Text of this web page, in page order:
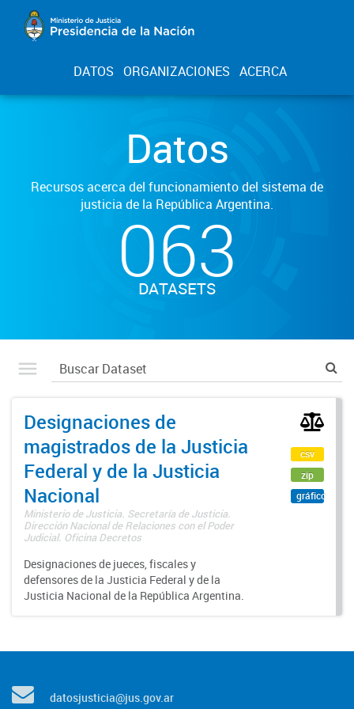
DATOS ORGANIZACIONES ACERCA
Datos
Recursos acerca del funcionamiento del sistema de
justicia de la República Argentina.
063
DATASETS
Designaciones de
magistrados de la Justicia
Federal y de la Justicia
Nacional
Ministerio de Justicia. Secretaría de Justicia.
Dirección Nacional de Relaciones con el Poder
Judicial. Oficina Decretos
Designaciones de jueces, fiscales y
defensores de la Justicia Federal y de la
Justicia Nacional de la República Argentina.
csv
zip
gráfico
datosjusticia@jus.gov.ar